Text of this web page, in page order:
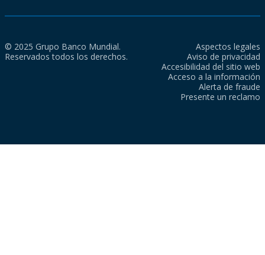
© 2025 Grupo Banco Mundial.
Reservados todos los derechos.
Aspectos legales
Aviso de privacidad
Accesibilidad del sitio web
Acceso a la información
Alerta de fraude
Presente un reclamo